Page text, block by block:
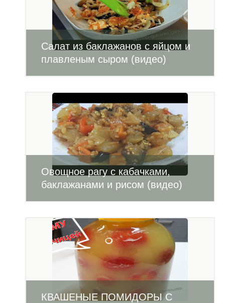
Салат из баклажанов с яйцом и
плавленым сыром (видео)
Овощное рагу с кабачками,
баклажанами и рисом (видео)
КВАШЕНЫЕ ПОМИДОРЫ С